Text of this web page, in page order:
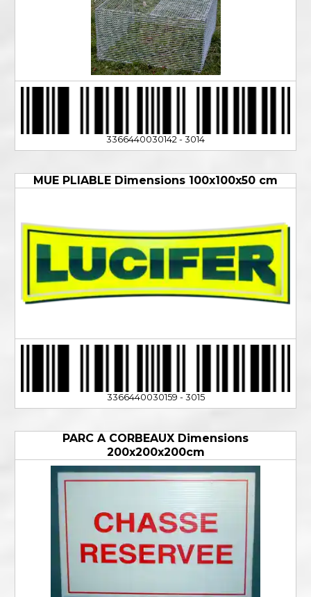
3366440030142 - 3014
MUE PLIABLE Dimensions 100x100x50 cm
3366440030159 - 3015
PARC A CORBEAUX Dimensions
200x200x200cm